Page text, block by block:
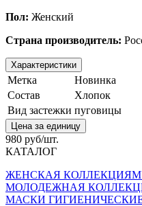
Пол: Женский
Страна производитель:
Характеристики
Метка
Новинка
Состав
Хлопок
Вид застежки пуговицы
Цена за единицу
980 руб/шт.
КАТАЛОГ
ЖЕНСКАЯ КОЛЛЕКЦИЯ
МОЛОДЕЖНАЯ
МАСКИ